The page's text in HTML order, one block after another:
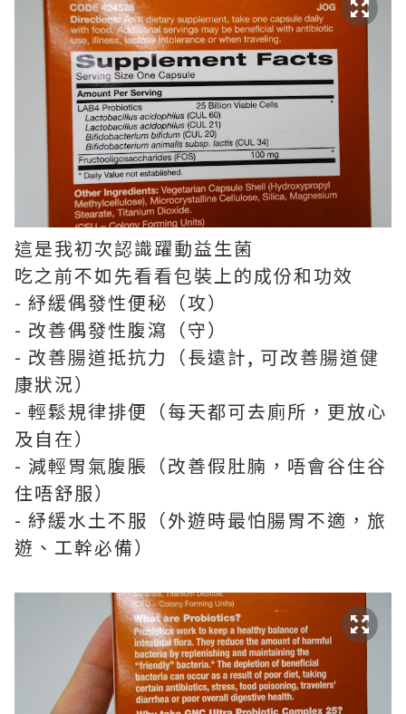
這是我初次認識躍動益生菌
吃之前不如先看看包裝上的成份和功效
- 紓緩偶發性便秘（攻）
- 改善偶發性腹瀉（守）
- 改善腸道抵抗力（長遠計, 可改善腸道健
康狀況）
- 輕鬆規律排便（每天都可去廁所，更放心
及自在）
- 減輕胃氣腹脹（改善假肚腩，唔會谷住谷
住唔舒服）
- 紓緩水土不服（外遊時最怕腸胃不適，旅
遊、工幹必備）